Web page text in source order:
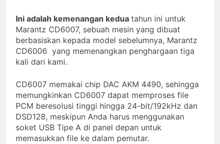
20
2 Years Ago
14 soundtrack video game
terbaik untuk menguji
700
2 Years Ago
Cabasse merilis speaker
spherical Pearl Pelegrina
edisi terbatas
3 Years Ago
Ini adalah kemenangan kedua tahun ini untuk
Marantz CD6007, sebuah mesin yang dibuat
berbasiskan kepada model sebelumnya, Marantz
CD6006 yang memenangkan penghargaan tiga
kali dari kami.
CD6007 memakai chip DAC AKM 4490, sehingga
memungkinkan CD6007 dapat memproses file
PCM beresolusi tinggi hingga 24-bit/192kHz dan
DSD128, meskipun Anda harus menggunakan
soket USB Tipe A di panel depan untuk
memasukkan file ke dalam pemutar.